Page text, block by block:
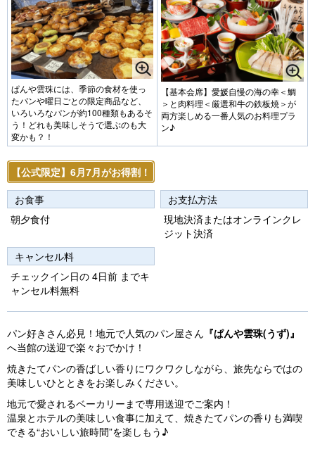
ぱんや雲珠には、季節の食材を使っ
たパンや曜日ごとの限定商品など、
いろいろなパンが約100種類もあるそ
う！どれも美味しそうで選ぶのも大
変かも？！
【基本会席】愛媛自慢の海の幸＜鯛
＞と肉料理＜厳選和牛の鉄板焼＞が
両方楽しめる一番人気のお料理プラ
ン♪
【公式限定】6月7月がお得割！
お食事
朝夕食付
お支払方法
現地決済またはオンラインクレ
ジット決済
キャンセル料
チェックイン日の 4日前 までキ
ャンセル料無料
パン好きさん必見！地元で人気のパン屋さん 『ぱんや雲珠(うず)』
へ当館の送迎で楽々おでかけ！
焼きたてパンの香ばしい香りにワクワクしながら、旅先ならではの
美味しいひとときをお楽しみください。
地元で愛されるベーカリーまで専用送迎でご案内！
温泉とホテルの美味しい食事に加えて、焼きたてパンの香りも満喫
できる“おいしい旅時間”を楽しもう♪